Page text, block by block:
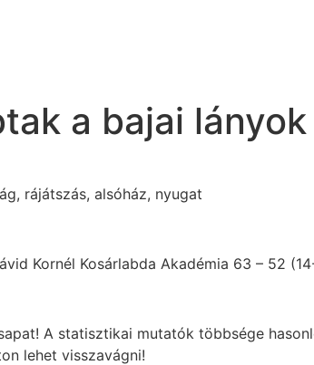
a bajai lányok
rájátszás, alsóház, nyugat
Kornél Kosárlabda Akadémia 63 – 52
A statisztikai mutatók többsége
lehet visszavágni!